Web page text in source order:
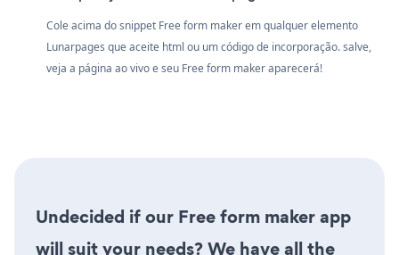
Cole acima do snippet Free form maker em qualquer elemento
Lunarpages que aceite html ou um código de incorporação. salve,
veja a página ao vivo e seu Free form maker aparecerá!
Undecided if our Free form maker app
will suit your needs? We have all the